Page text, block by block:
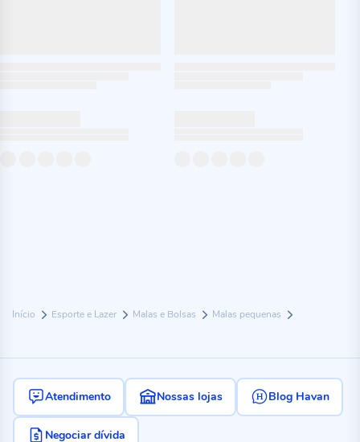
Início Esporte e Lazer Malas e Bolsas Malas pequenas
Atendimento Nossas lojas Blog Havan
Negociar dívida